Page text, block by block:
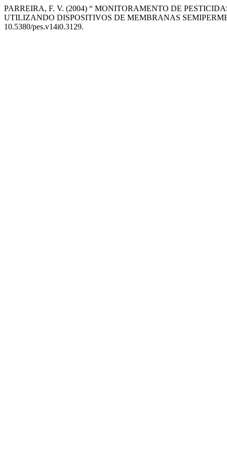
PARREIRA, F. V. (2004) “ MONITORAMENTO DE
UTILIZANDO DISPOSITIVOS DE MEMBRANAS
10.5380/pes.v14i0.3129.